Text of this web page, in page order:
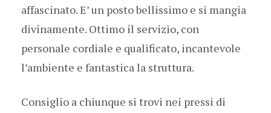
affascinato. E’ un posto bellissimo e si mangia
divinamente. Ottimo il servizio, con
personale cordiale e qualificato, incantevole
l’ambiente e fantastica la struttura.
Consiglio a chiunque si trovi nei pressi di